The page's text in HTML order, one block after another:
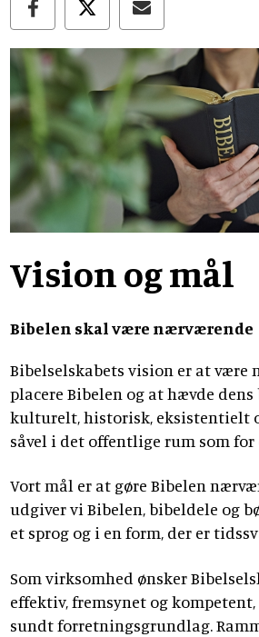
Vision og mål
Bibelen skal være nærværende
Bibelselskabets vision er at være
placere Bibelen og at hævde
kulturelt, historisk, eksistentielt
såvel i det offentlige rum som for
Vort mål er at gøre Bibelen
udgiver vi Bibelen, bibeldele og
et sprog og i en form, der er
Som virksomhed ønsker
effektiv, fremsynet og
sundt forretningsgrundlag.